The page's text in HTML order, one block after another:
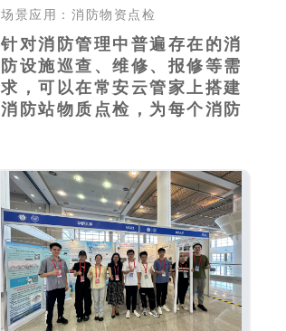
场景应用：消防物资点检
针对消防管理中普遍存在的消
防设施巡查、维修、报修等需
求，可以在常安云管家上搭建
消防站物质点检，为每个消防